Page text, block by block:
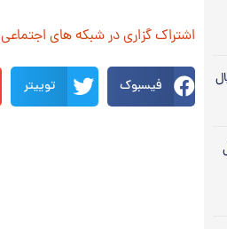
اشتراک گزاری در شبکه های اجتماعی
فیسبوک توییتر